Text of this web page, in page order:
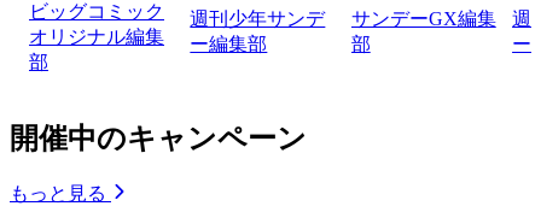
ビッグコミック
オリジナル編集
部
週刊少年サンデ
ー編集部
サンデーGX編集
部
週
ー
開催中のキャンペーン
もっと見る